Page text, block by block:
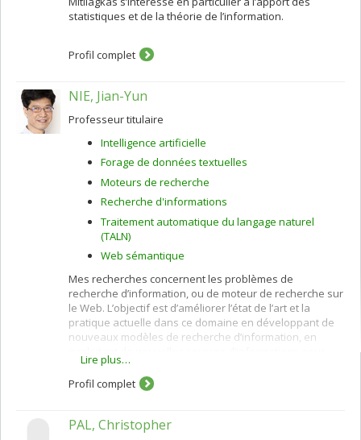
statistiques et de la théorie de l’information.
Profil complet
NIE, Jian-Yun
Professeur titulaire
Intelligence artificielle
Forage de données textuelles
Moteurs de recherche
Recherche d'informations
Traitement automatique du langage naturel
(TALN)
Web sémantique
Mes recherches concernent les problèmes de
recherche d’information, ou de moteur de recherche sur
le Web. L’objectif est d’améliorer l’état de l’art et la
pratique actuelle dans ce domaine en développant de
nouveaux modèles de recherche d’information, en
l’expansion, la réécriture et la réorganisation de
requêtes comme les logs d’utilisateurs, Wikipédia, les
thésaurus, etc., et en tenant compte des intentions
d’application. Pour cela, nous développons des
Lire plus…
Profil complet
PAL, Christopher